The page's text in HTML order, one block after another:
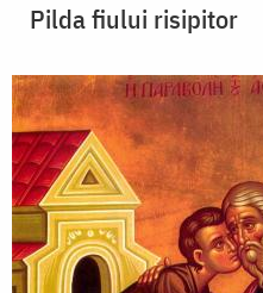
Pilda fiului risipitor